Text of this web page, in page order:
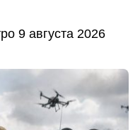
9 августа 2026